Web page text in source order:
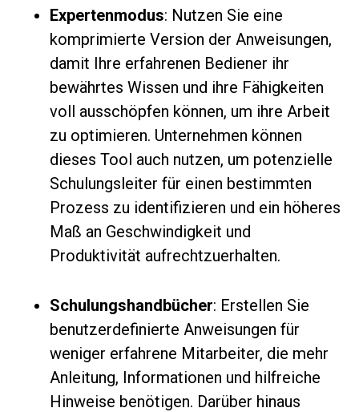
Expertenmodus: Nutzen Sie eine
komprimierte Version der Anweisungen,
damit Ihre erfahrenen Bediener ihr
bewährtes Wissen und ihre Fähigkeiten
voll ausschöpfen können, um ihre Arbeit
zu optimieren. Unternehmen können
dieses Tool auch nutzen, um potenzielle
Schulungsleiter für einen bestimmten
Prozess zu identifizieren und ein höheres
Maß an Geschwindigkeit und
Produktivität aufrechtzuerhalten.
Schulungshandbücher: Erstellen Sie
benutzerdefinierte Anweisungen für
weniger erfahrene Mitarbeiter, die mehr
Anleitung, Informationen und hilfreiche
Hinweise benötigen. Darüber hinaus